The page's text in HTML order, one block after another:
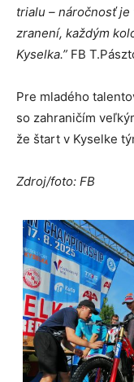
trialu – náročnosť
zranení, každým
Kyselka.” FB
Pre mladého
so zahraničím
že štart v Kyselke
Zdroj/foto: FB